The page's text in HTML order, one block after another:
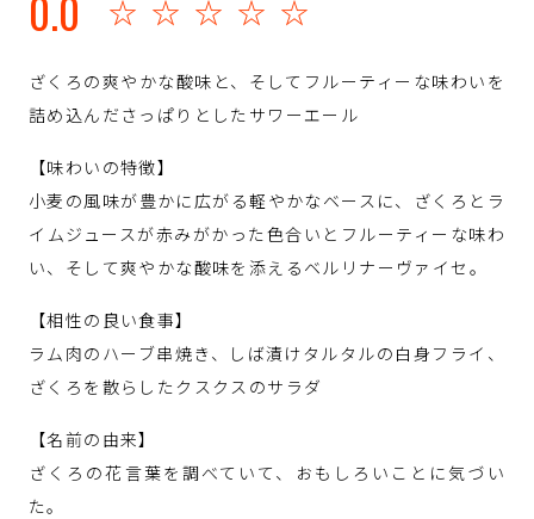
☆☆☆☆☆
ざくろの爽やかな酸味と、そしてフルーティーな味わいを
詰め込んださっぱりとしたサワーエール
【味わいの特徴】
小麦の風味が豊かに広がる軽やかなベースに、ざくろとラ
イムジュースが赤みがかった色合いとフルーティーな味わ
い、そして爽やかな酸味を添えるベルリナーヴァイセ。
【相性の良い食事】
ラム肉のハーブ串焼き、しば漬けタルタルの白身フライ、
ざくろを散らしたクスクスのサラダ
【名前の由来】
ざくろの花言葉を調べていて、おもしろいことに気づい
た。